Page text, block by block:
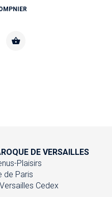
DE VERSAILLES
Plaisirs
de Paris
Cedex